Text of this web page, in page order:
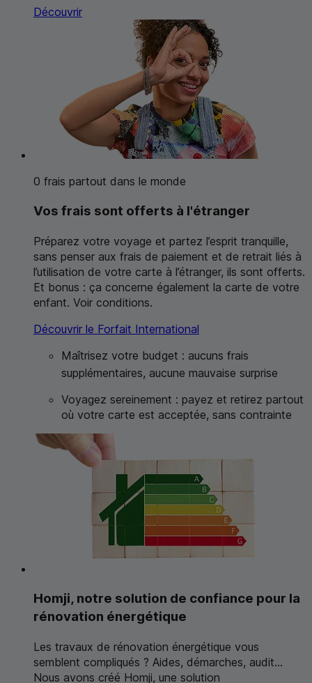
Découvrir
0 frais partout dans le monde
Vos frais sont offerts à l'étranger
Préparez votre voyage et partez l’esprit tranquille,
sans penser aux frais de paiement et de retrait liés à
l’utilisation de votre carte à l’étranger, ils sont offerts.
Et bonus : ça concerne également la carte de votre
enfant. Voir conditions.
Découvrir le Forfait International
Maîtrisez votre budget : aucuns frais
supplémentaires, aucune mauvaise surprise
Voyagez sereinement : payez et retirez partout
où votre carte est acceptée, sans contrainte
Homji, notre solution de confiance pour la
rénovation énergétique
Les travaux de rénovation énergétique vous
semblent compliqués ? Aides, démarches, audit...
Nous avons créé Homji, une solution